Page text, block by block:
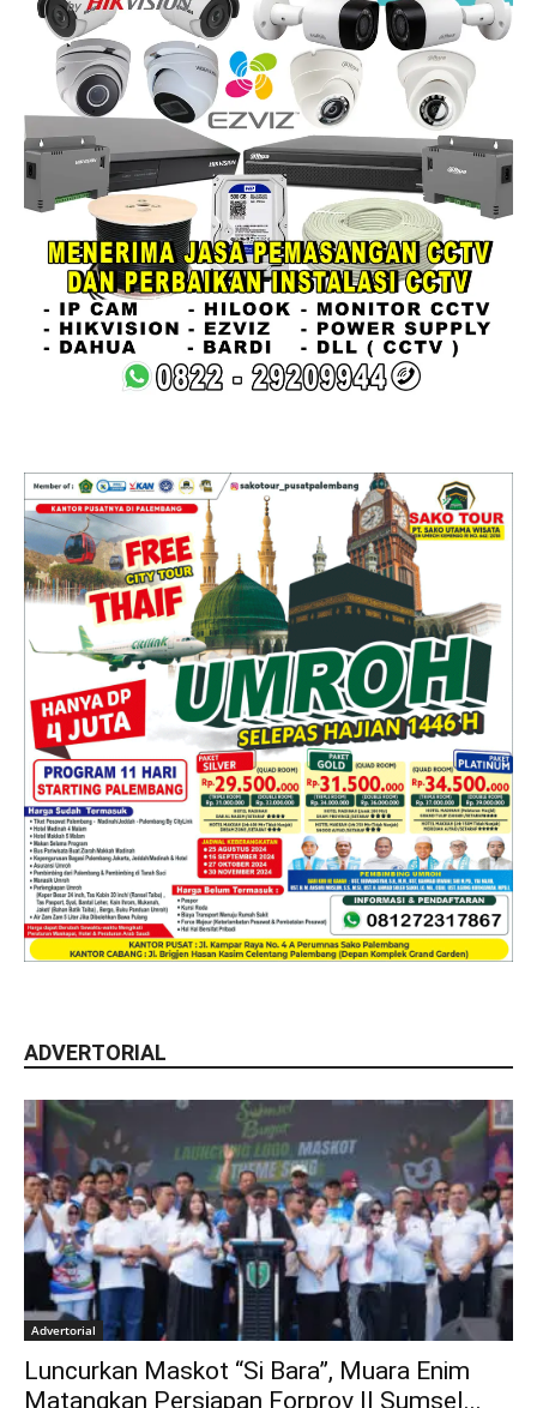
ADVERTORIAL
Advertorial
Luncurkan Maskot “Si Bara”, Muara Enim
Matangkan Persiapan Forprov II Sumsel...